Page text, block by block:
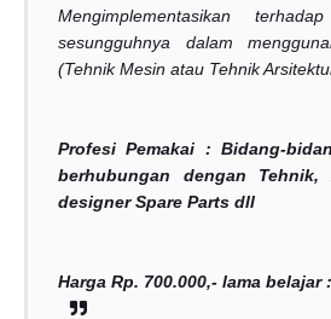
Mengimplementasikan
sesungguhnya dalam
(Tehnik Mesin atau Tehnik
Profesi Pemakai :Bidang-
berhubungan dengan Tehnik,
designer Spare Parts dll
Harga Rp. 700.000,- lama belajar